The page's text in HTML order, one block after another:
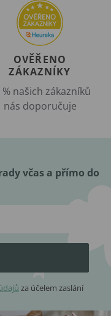
OVĚŘENO
ZÁKAZNÍKY
% našich zákazníků
nás doporučuje
včas a přímo do
za účelem zaslání